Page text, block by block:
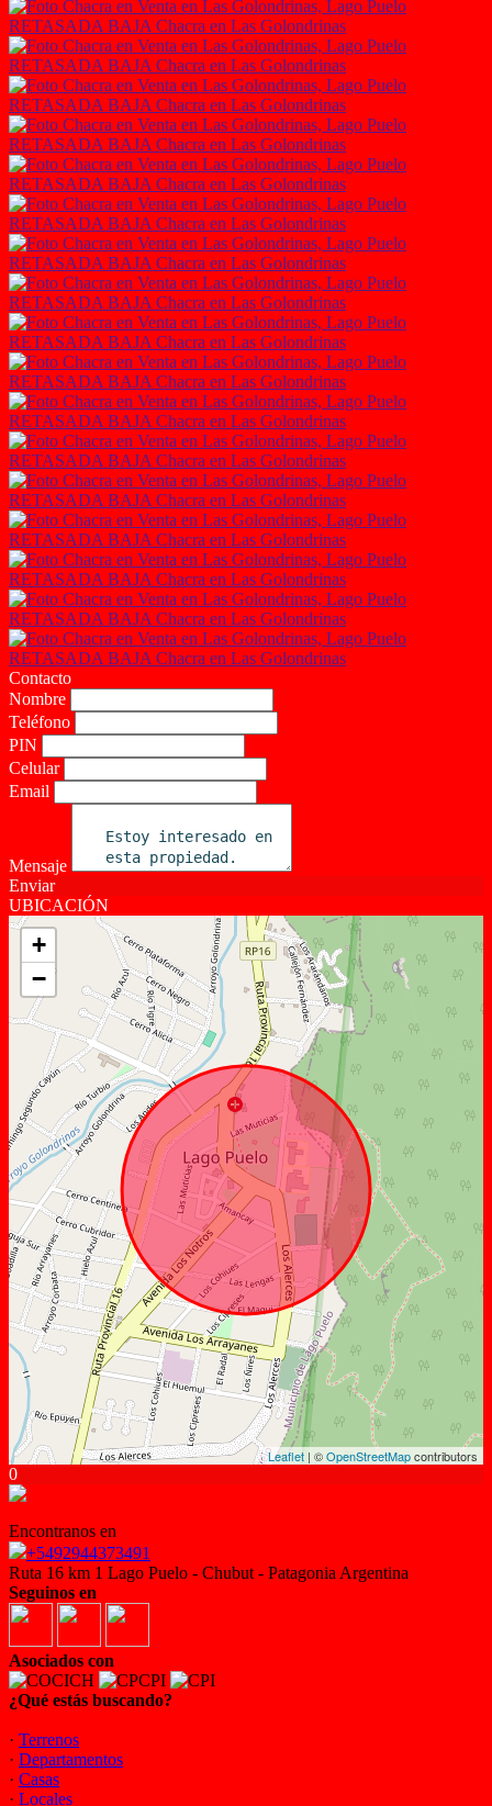
Contacto
Nombre
Teléfono
PIN
Celular
Email
Mensaje
Enviar
UBICACIÓN
+
−
Leaflet | ©OpenStreetMapcontributors
0
Encontranos en
+5492944373491
Ruta 16 km 1 Lago Puelo - Chubut - Patagonia Argentina
Seguinos en
Asociados con
¿Qué estás buscando?
· Terrenos
· Departamentos
· Casas
· Locales